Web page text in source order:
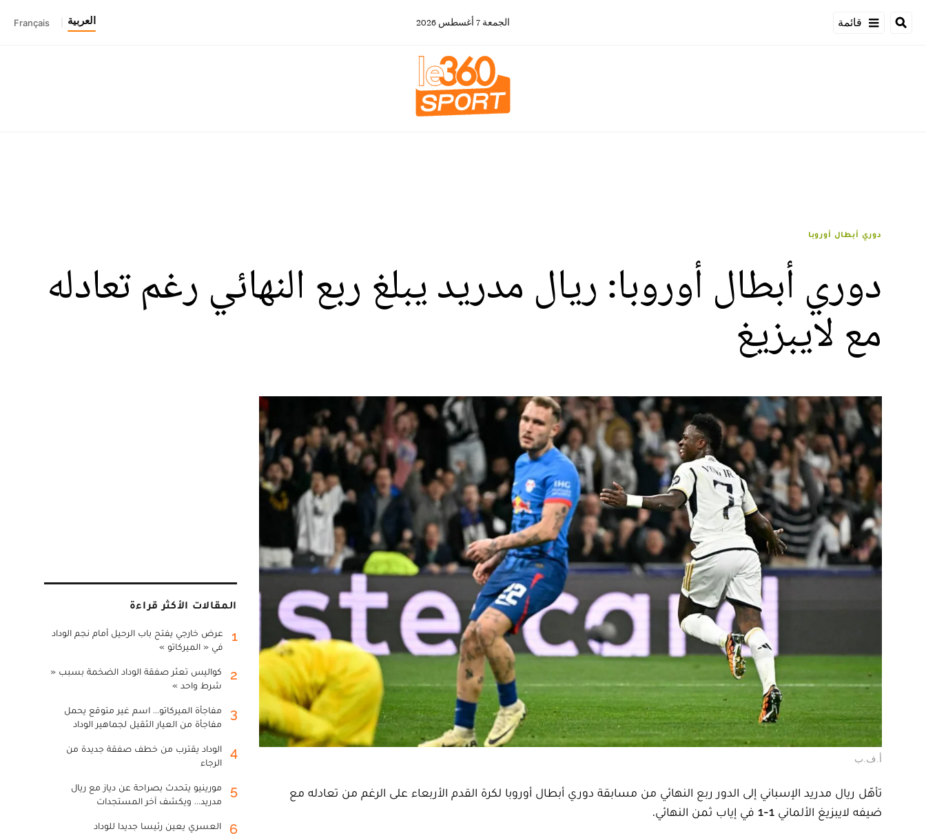
قائمة الجمعة 7 أغسطس 2026 العربية Français
دوري أبطال أوروبا
دوري أبطال أوروبا: ريال مدريد يبلغ ربع النهائي رغم تعادله
مع لايبزيغ
أ.ف.ب
تأهّل ريال مدريد الإسباني إلى الدور ربع النهائي من مسابقة دوري أبطال أوروبا لكرة القدم الأربعاء على الرغم من تعادله مع
ضيفه لايبزيغ الألماني 1-1 في إياب ثمن النهائي.
المقالات الأكثر قراءة
1
عرض خارجي يفتح باب الرحيل أمام نجم الوداد
في « الميركاتو »
2
كواليس تعثر صفقة الوداد الضخمة بسبب «
شرط واحد »
3
مفاجأة الميركاتو... اسم غير متوقع يحمل
مفاجأة من العيار الثقيل لجماهير الوداد
4
الوداد يقترب من خطف صفقة جديدة من
الرجاء
5
مورينيو يتحدث بصراحة عن دياز مع ريال
مدريد... ويكشف آخر المستجدات
6 العسري يعين رئيسا جديدا للوداد